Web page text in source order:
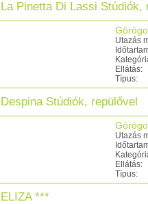
La Pinetta Di Lassi Stúdiók,
Utazás
Ellátás:
Típus:
Despina Stúdiók, repülővel
Utazás
Ellátás:
Típus:
ELIZA ***